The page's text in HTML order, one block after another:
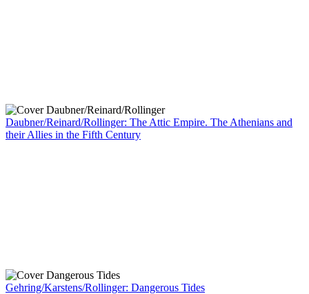
Daubner/Reinard/Rollinger: The Attic Empire. The Athenians and
their Allies in the Fifth Century
Gehring/Karstens/Rollinger: Dangerous Tides